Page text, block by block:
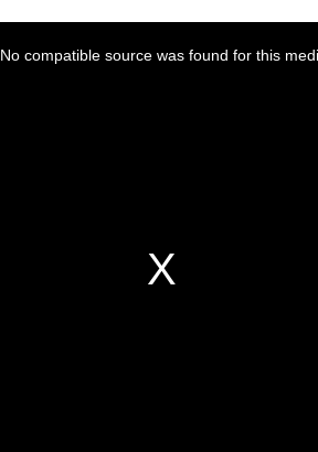
No compatible source was found for this